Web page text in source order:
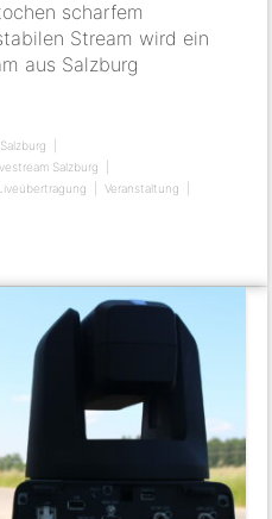
scharfem
Stream wird ein
aus Salzburg
Salzburg
Veranstaltung